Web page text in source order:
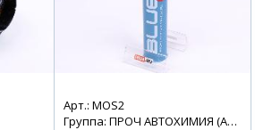
Арт.: MOS2
Группа: ПРОЧ АВТОХИМИЯ (АВТОХИМИЯ + МАСЛА)